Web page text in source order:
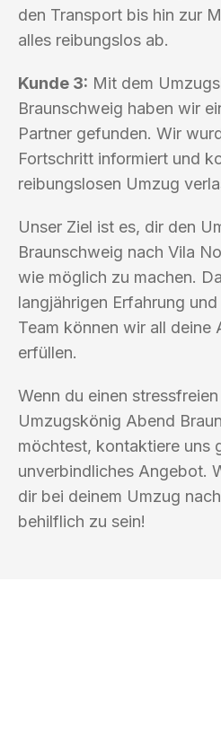
den Transport bis hin zur
alles reibungslos ab.
Kunde 3: Mit dem
Braunschweig haben wir
Partner gefunden. Wir
Fortschritt informiert und
reibungslosen Umzug
Unser Ziel ist es, dir den
Braunschweig nach Vila
wie möglich zu machen.
langjährigen Erfahrung
Team können wir all deine
erfüllen.
Wenn du einen
Umzugskönig Abend
möchtest, kontaktiere uns
unverbindliches Angebot.
dir bei deinem Umzug
behilflich zu sein!